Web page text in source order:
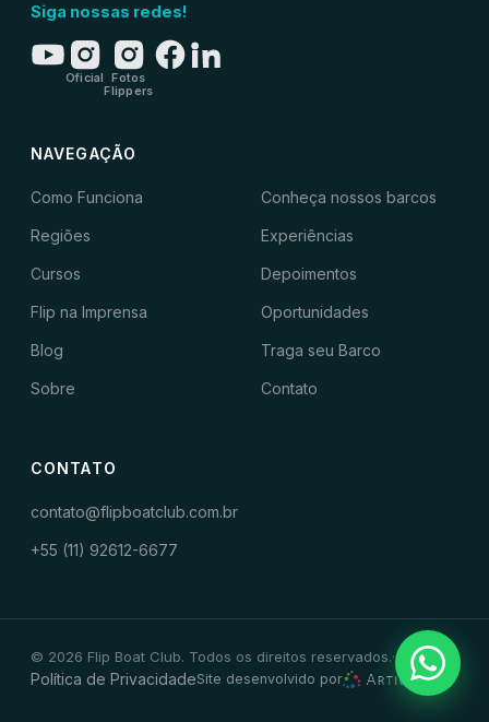
Siga nossas redes!
Oficial
Fotos
Flippers
NAVEGAÇÃO
Como Funciona Conheça nossos barcos
Regiões Experiências
Cursos Depoimentos
Flip na Imprensa Oportunidades
Blog Traga seu Barco
Sobre Contato
CONTATO
contato@flipboatclub.com.br
+55 (11) 92612-6677
© 2026 Flip Boat Club. Todos os direitos reservados.·
Política de PrivacidadeSite desenvolvido por